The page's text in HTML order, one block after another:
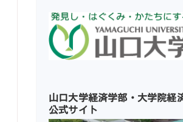
山口大学経済学部・大学院
公式サイト